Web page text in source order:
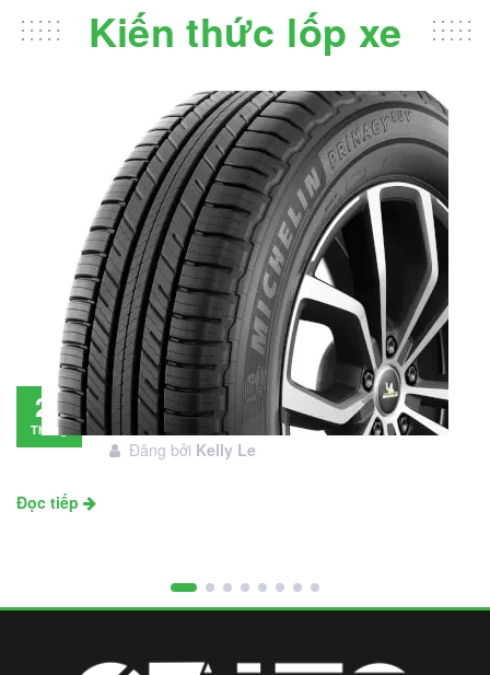
Kiến thức lốp xe
28
Tháng
Đánh giá lốp Michelin Primacy SUV: Đáng
đầu tư không?
Đăng bởi Kelly Le
Đọc tiếp